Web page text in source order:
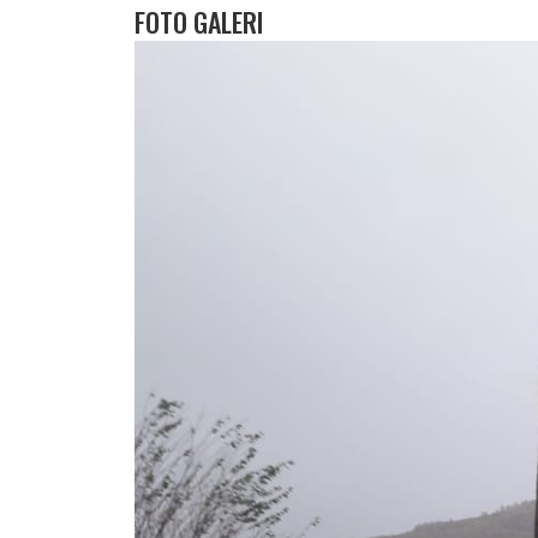
FOTO GALERI